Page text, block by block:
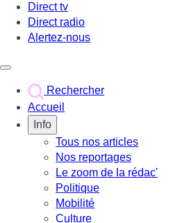
Direct tv
Direct radio
Alertez-nous
Rechercher
Accueil
Info
Tous nos articles
Nos reportages
Le zoom de la rédac'
Politique
Mobilité
Culture